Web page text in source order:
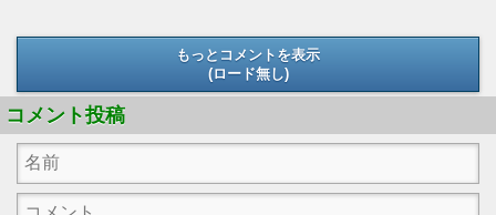
もっとコメントを表示
(ロード無し)
コメント投稿